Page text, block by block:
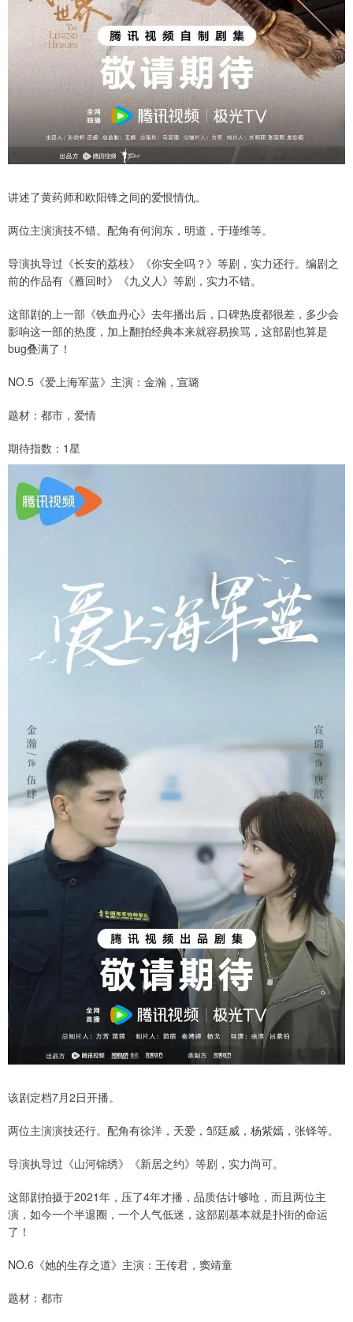
讲述了黄药师和欧阳锋之间的爱恨情仇。
两位主演演技不错。配角有何润东，明道，于瑾维等。
导演执导过《长安的荔枝》《你安全吗？》等剧，实力还行。编剧之
前的作品有《雁回时》《九义人》等剧，实力不错。
这部剧的上一部《铁血丹心》去年播出后，口碑热度都很差，多少会
影响这一部的热度，加上翻拍经典本来就容易挨骂，这部剧也算是
bug叠满了！
NO.5《爱上海军蓝》主演：金瀚，宣璐
题材：都市，爱情
期待指数：1星
该剧定档7月2日开播。
两位主演演技还行。配角有徐洋，天爱，邹廷威，杨紫嫣，张铎等。
导演执导过《山河锦绣》《新居之约》等剧，实力尚可。
这部剧拍摄于2021年，压了4年才播，品质估计够呛，而且两位主
演，如今一个半退圈，一个人气低迷，这部剧基本就是扑街的命运
了！
NO.6《她的生存之道》主演：王传君，窦靖童
题材：都市